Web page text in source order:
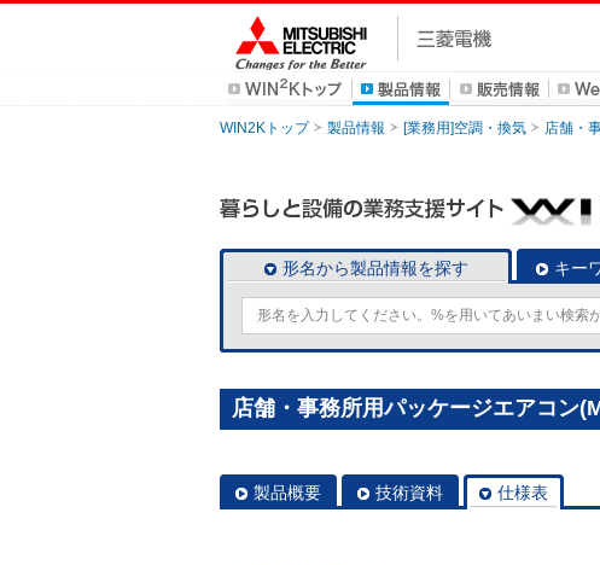
WIN2Kトップ 製品情報 [業務用]空調・換気 店舗・
形名から製品情報を探す キー
店舗・事務所用パッケージエアコン
製品概要 技術資料 仕様表